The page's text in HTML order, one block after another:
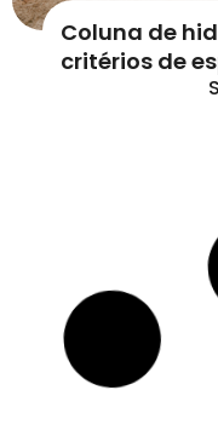
Coluna de
critérios de